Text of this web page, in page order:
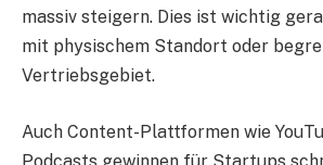
massiv steigern. Dies ist wichtig
mit physischem Standort oder
Vertriebsgebiet.
Auch Content-Plattformen wie